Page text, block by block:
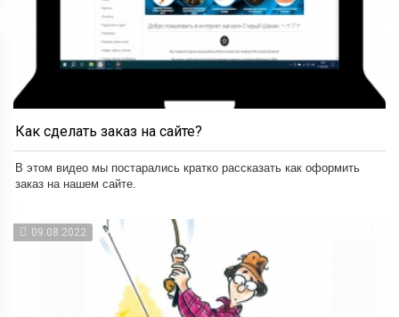
Как сделать заказ на сайте?
В этом видео мы постарались кратко рассказать как оформить
заказ на нашем сайте.
09.08.2022